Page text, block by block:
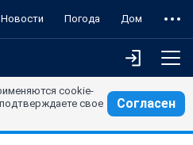
Новости Погода Дом
cookie-
свое
Согласен